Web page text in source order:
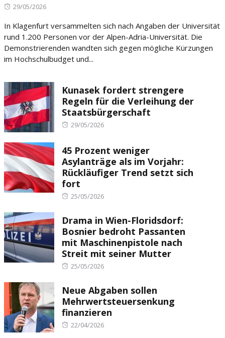
Posted
29/05/2026
In Klagenfurt versammelten sich nach Angaben der Universität
rund 1.200 Personen vor der Alpen-Adria-Universität. Die
Demonstrierenden wandten sich gegen mögliche Kürzungen
im Hochschulbudget und...
Kunasek fordert strengere
Regeln für die Verleihung der
Staatsbürgerschaft
Posted
29/05/2026
45 Prozent weniger
Asylanträge als im Vorjahr:
Rückläufiger Trend setzt sich
fort
Posted
25/05/2026
Drama in Wien-Floridsdorf:
Bosnier bedroht Passanten
mit Maschinenpistole nach
Streit mit seiner Mutter
Posted
25/05/2026
Neue Abgaben sollen
Mehrwertsteuersenkung
finanzieren
Posted
22/04/2026